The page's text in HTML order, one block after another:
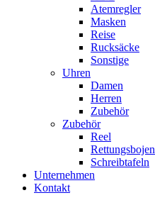
Atemregler
Masken
Reise
Rucksäcke
Sonstige
Uhren
Damen
Herren
Zubehör
Zubehör
Reel
Rettungsbojen
Schreibtafeln
Unternehmen
Kontakt